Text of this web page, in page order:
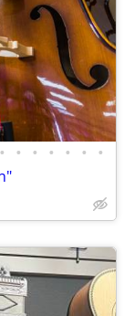
• • • • • • •